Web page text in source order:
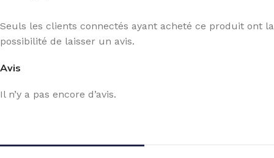
Avis
Il n’y a pas encore d’avis.
Seuls les clients connectés ayant acheté ce produit ont la
possibilité de laisser un avis.